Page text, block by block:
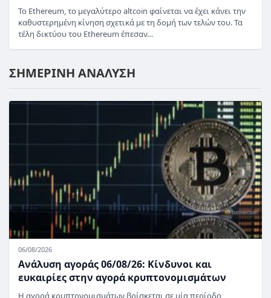
Το Ethereum, το μεγαλύτερο altcoin φαίνεται να έχει κάνει την
καθυστερημένη κίνηση σχετικά με τη δομή των τελών του. Τα
τέλη δικτύου του Ethereum έπεσαν…
ΣΗΜΕΡΙΝΗ ΑΝΑΛΥΣΗ
06/08/2026
Ανάλυση αγοράς 06/08/26: Κίνδυνοι και
ευκαιρίες στην αγορά κρυπτονομισμάτων
Η αγορά κρυπτονομισμάτων βρίσκεται σε μία περίοδο